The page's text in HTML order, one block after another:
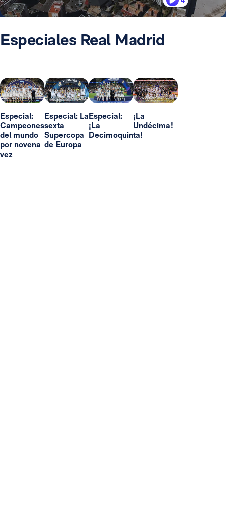
Especiales Real Madrid
Especial:
Campeones
del mundo
por novena
vez
Especial: La
sexta
Supercopa
de Europa
Especial:
¡La
Decimoquinta!
¡La
Undécima!